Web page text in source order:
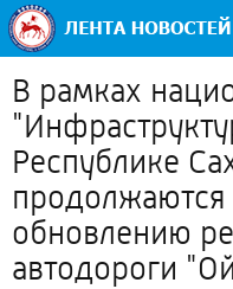
В рамках
Республике
обновлению
автодороги